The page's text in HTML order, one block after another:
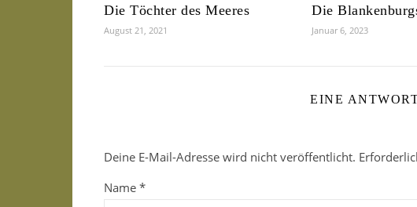
Die Töchter des Meeres
August 21, 2021
Die
Januar 6, 2023
EINE
Deine E-Mail-Adresse wird nicht veröffentlicht.
Name *